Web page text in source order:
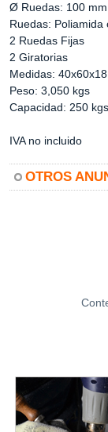
Ø Ruedas: 100 mm
Ruedas: Poliamida
2 Ruedas Fijas
2 Giratorias
Medidas:
Peso: 3,050 kgs
Capacidad: 250 kgs
IVA no incluido
OTROS